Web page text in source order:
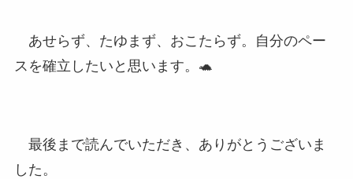
あせらず、たゆまず、おこたらず。自分のペー
スを確立したいと思います。🐢
最後まで読んでいただき、ありがとうございま
した。